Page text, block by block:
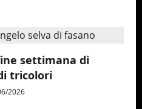
settimana di
tricolori
2026